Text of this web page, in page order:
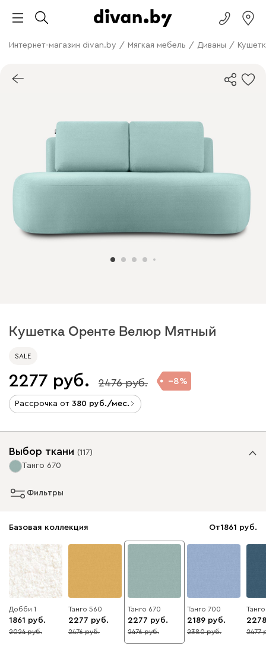
Интернет-магазин divan.by / Мягкая мебель / Диваны /
Кушетка Оренте Велюр Мятный
SALE
2277 2476 8
Рассрочка от 380 /мес.
Выбор ткани (117)
Танго 670
Фильтры
Базовая коллекция От1861
Добби 1
1861
8
2024
Танго 560
2277
8
2476
Танго 670
2277
8
2476
Танго 700
2189
8
2380
2278
8
2477